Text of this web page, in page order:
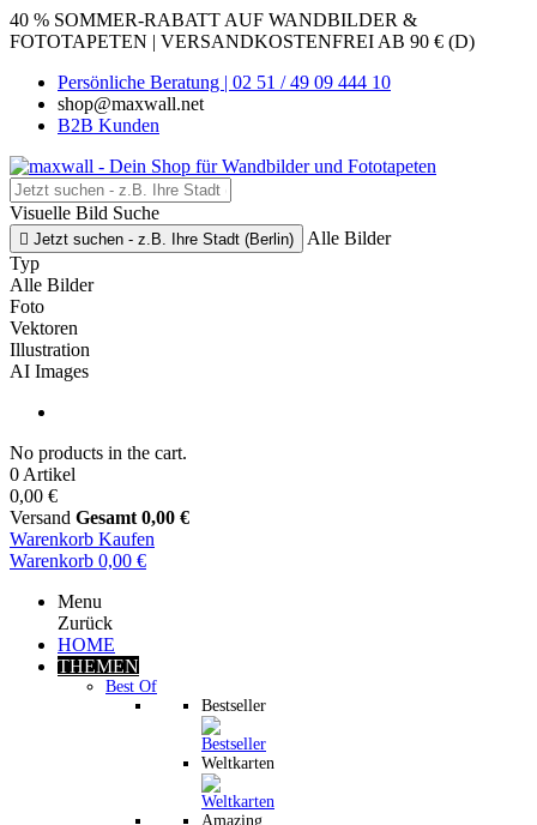
40 % SOMMER-RABATT AUF WANDBILDER &
FOTOTAPETEN | VERSANDKOSTENFREI AB 90 € (D)
Persönliche Beratung | 02 51 / 49 09 444 10
shop@maxwall.net
B2B Kunden
Visuelle Bild Suche
 Jetzt suchen - z.B. Ihre Stadt (Berlin)
Alle Bilder
Typ
Alle Bilder
Foto
Vektoren
Illustration
AI Images
No products in the cart.
0 Artikel
0,00 €
Versand Gesamt 0,00 €
Warenkorb Kaufen
Warenkorb 0,00 €
Menu
Zurück
HOME
THEMEN
Best Of
Bestseller
Weltkarten
Amazing